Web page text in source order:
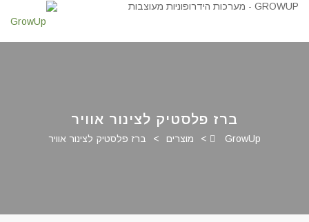
ברז פלסטיק לצינור אוויר
GrowUp
> מוצרים > ברז פלסטיק לצינור אוויר